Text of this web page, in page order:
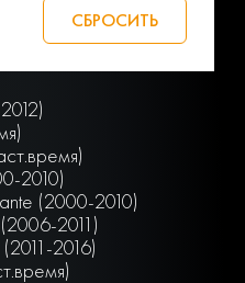
2010)
(2000-2010)
2011)
2016)